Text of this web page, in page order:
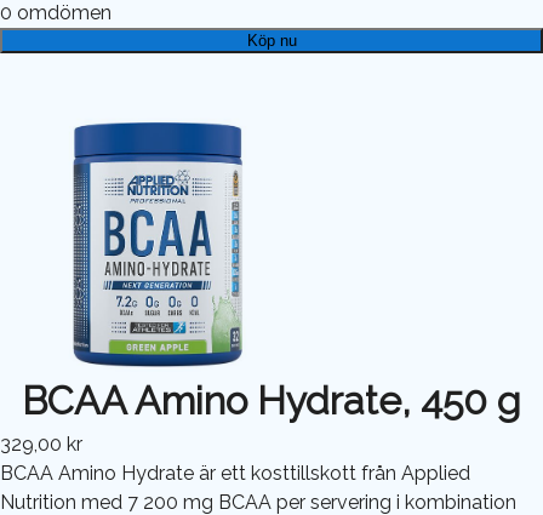
0 omdömen
Köp nu
BCAA Amino Hydrate, 450 g
329,00 kr
BCAA Amino Hydrate är ett kosttillskott från Applied
Nutrition med 7 200 mg BCAA per servering i kombination